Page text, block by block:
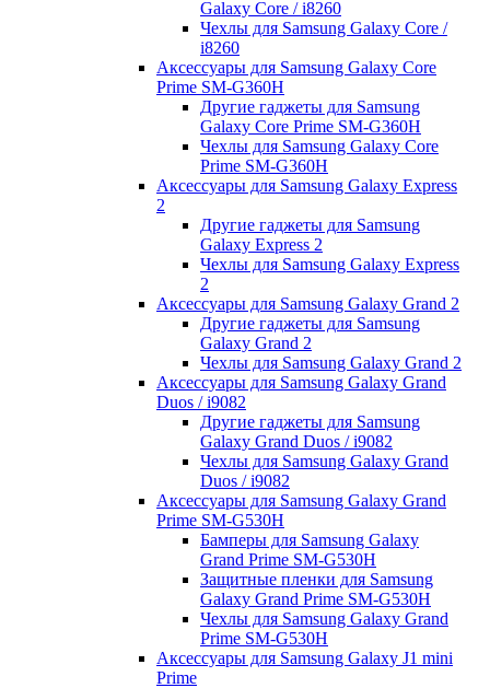
Galaxy Core / i8260
Чехлы для Samsung Galaxy Core /
i8260
Аксессуары для Samsung Galaxy Core
Prime SM-G360H
Другие гаджеты для Samsung
Galaxy Core Prime SM-G360H
Чехлы для Samsung Galaxy Core
Prime SM-G360H
Аксессуары для Samsung Galaxy Express
2
Другие гаджеты для Samsung
Galaxy Express 2
Чехлы для Samsung Galaxy Express
2
Аксессуары для Samsung Galaxy Grand 2
Другие гаджеты для Samsung
Galaxy Grand 2
Чехлы для Samsung Galaxy Grand 2
Аксессуары для Samsung Galaxy Grand
Duos / i9082
Другие гаджеты для Samsung
Galaxy Grand Duos / i9082
Чехлы для Samsung Galaxy Grand
Duos / i9082
Аксессуары для Samsung Galaxy Grand
Prime SM-G530H
Бамперы для Samsung Galaxy
Grand Prime SM-G530H
Защитные пленки для Samsung
Galaxy Grand Prime SM-G530H
Чехлы для Samsung Galaxy Grand
Prime SM-G530H
Аксессуары для Samsung Galaxy J1 mini
Prime